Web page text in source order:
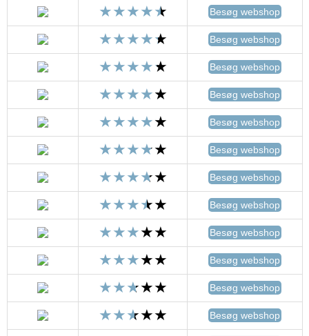
Besøg webshop
Besøg webshop
Besøg webshop
Besøg webshop
Besøg webshop
Besøg webshop
Besøg webshop
Besøg webshop
Besøg webshop
Besøg webshop
Besøg webshop
Besøg webshop